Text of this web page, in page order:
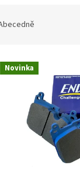
Novinka